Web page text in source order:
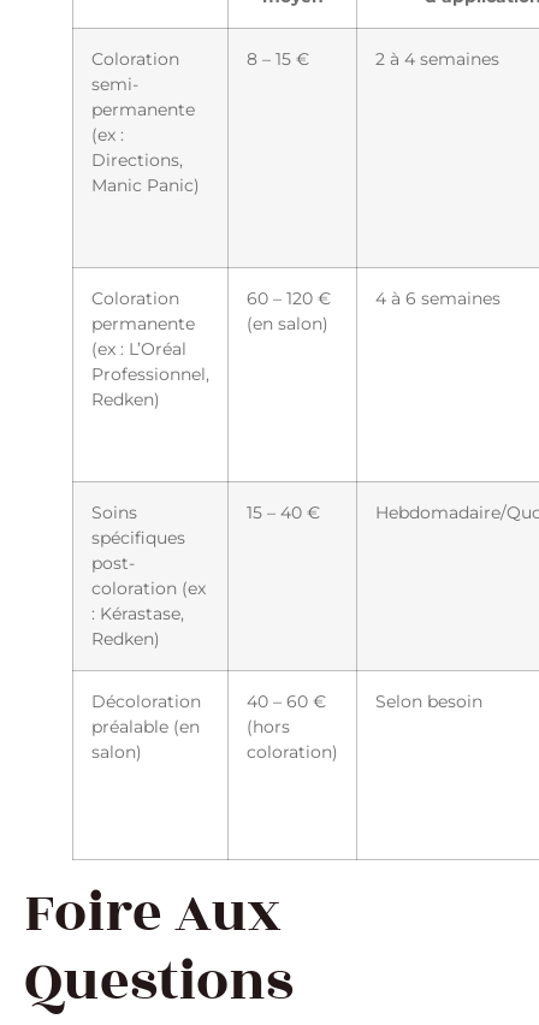
Coloration
semi-
permanente
(ex :
Directions,
Manic Panic)
8 – 15 € 2 à 4 semaines
Coloration
permanente
(ex : L’Oréal
Professionnel,
Redken)
60 – 120 €
(en salon)
4 à 6 semaines
Soins
spécifiques
post-
coloration (ex
: Kérastase,
Redken)
15 – 40 € Hebdomadaire/
Décoloration
préalable (en
salon)
40 – 60 €
(hors
coloration)
Selon besoin
Foire Aux
Questions